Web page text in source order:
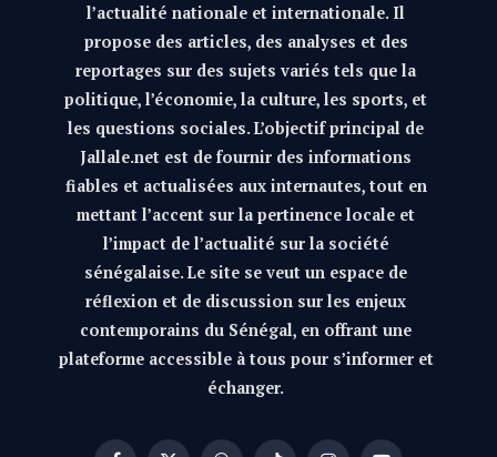
l’actualité nationale et internationale. Il
propose des articles, des analyses et des
reportages sur des sujets variés tels que la
politique, l’économie, la culture, les sports, et
les questions sociales. L’objectif principal de
Jallale.net est de fournir des informations
fiables et actualisées aux internautes, tout en
mettant l’accent sur la pertinence locale et
l’impact de l’actualité sur la société
sénégalaise. Le site se veut un espace de
réflexion et de discussion sur les enjeux
contemporains du Sénégal, en offrant une
plateforme accessible à tous pour s’informer et
échanger.